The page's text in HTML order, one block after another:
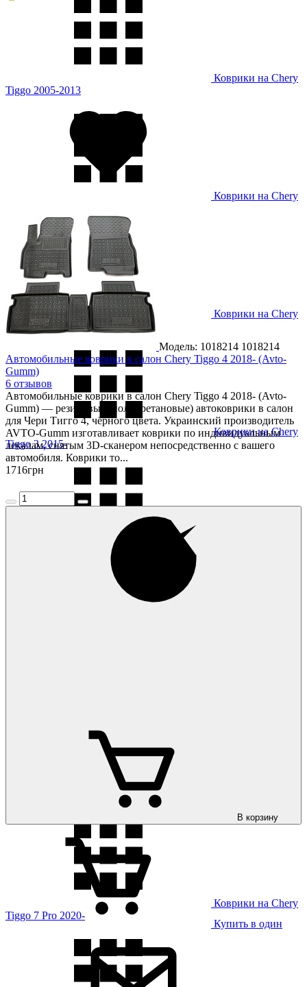
Коврики на Chery
Tiggo 2005-2013
Коврики на Chery
Коврики на Chery
Tiggo 2 2017-
Коврики на Chery
Tiggo 3 2015-
Коврики на Chery
Tiggo 7 Pro 2020-
Модель: 1018214 1018214
Автомобильные коврики в салон Chery Tiggo 4 2018- (Avto-
Gumm)
6 отзывов
Автомобильные коврики в салон Chery Tiggo 4 2018- (Avto-
Gumm) — резиновые (полиуретановые) автоковрики в салон
для Чери Тигго 4, чёрного цвета. Украинский производитель
AVTO-Gumm изготавливает коврики по индивидуальным
лекалам, снятым 3D-сканером непосредственно с вашего
автомобиля. Коврики то...
1716грн
В корзину
Купить в один